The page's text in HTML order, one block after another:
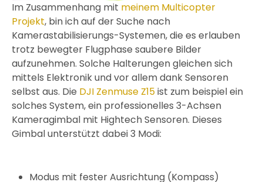
Im Zusammenhang mit meinem Multicopter
Projekt, bin ich auf der Suche nach
Kamerastabilisierungs-Systemen, die es erlauben
trotz bewegter Flugphase saubere Bilder
aufzunehmen. Solche Halterungen gleichen sich
mittels Elektronik und vor allem dank Sensoren
selbst aus. Die DJI Zenmuse Z15ist zum beispiel ein
solches System, ein professionelles 3-Achsen
Kameragimbal mit Hightech Sensoren. Dieses
Gimbal unterstützt dabei 3 Modi:
Modus mit fester Ausrichtung (Kompass)